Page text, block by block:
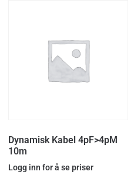
Dynamisk Kabel 4pF>4pM
10m
Logg inn for å se priser